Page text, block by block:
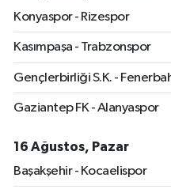
Konyaspor - Rizespor
Kasımpaşa - Trabzonspor
Gençlerbirliği S.K. -
Gaziantep FK - Alanyaspor
16 Ağustos, Pazar
Başakşehir - Kocaelispor